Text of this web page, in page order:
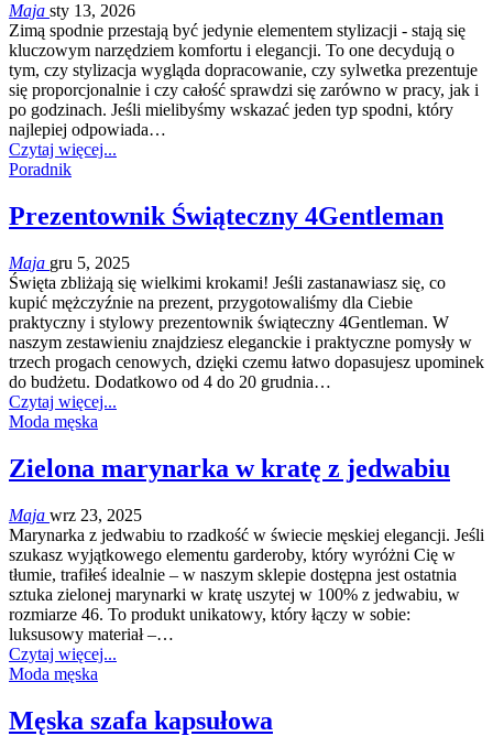
Maja sty 13, 2026
Zimą spodnie przestają być jedynie elementem stylizacji - stają się
kluczowym narzędziem komfortu i elegancji. To one decydują o
tym, czy stylizacja wygląda dopracowanie, czy sylwetka prezentuje
się proporcjonalnie i czy całość sprawdzi się zarówno w pracy, jak i
po godzinach. Jeśli mielibyśmy wskazać jeden typ spodni, który
najlepiej odpowiada…
Czytaj więcej...
Poradnik
Prezentownik Świąteczny 4Gentleman
Maja gru 5, 2025
Święta zbliżają się wielkimi krokami! Jeśli zastanawiasz się, co
kupić mężczyźnie na prezent, przygotowaliśmy dla Ciebie
praktyczny i stylowy prezentownik świąteczny 4Gentleman. W
naszym zestawieniu znajdziesz eleganckie i praktyczne pomysły w
trzech progach cenowych, dzięki czemu łatwo dopasujesz upominek
do budżetu. Dodatkowo od 4 do 20 grudnia…
Czytaj więcej...
Moda męska
Zielona marynarka w kratę z jedwabiu
Maja wrz 23, 2025
Marynarka z jedwabiu to rzadkość w świecie męskiej elegancji. Jeśli
szukasz wyjątkowego elementu garderoby, który wyróżni Cię w
tłumie, trafiłeś idealnie – w naszym sklepie dostępna jest ostatnia
sztuka zielonej marynarki w kratę uszytej w 100% z jedwabiu, w
rozmiarze 46. To produkt unikatowy, który łączy w sobie:
luksusowy materiał –…
Czytaj więcej...
Moda męska
Męska szafa kapsułowa